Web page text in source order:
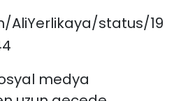
status/19
medya